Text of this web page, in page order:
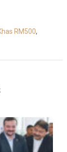
RM500,